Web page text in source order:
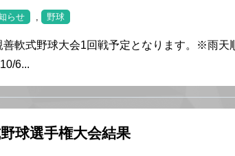
らせ , 野球
善軟式野球大会1回戦予定となります。※雨天
6...
球選手権大会結果